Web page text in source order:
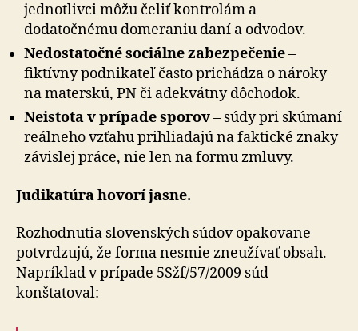
jednotlivci môžu čeliť kontrolám a
dodatočnému domeraniu daní a od­vo­dov.
Nedostatočné sociálne zabezpečenie–
fiktívny pod­ni­ka­teľ často prichádza o nároky
na materskú, PN či adek­vát­ny dôchodok.
Neistota v prípade sporov– súdy pri skú­ma­ní
re­ál­ne­ho vzťahu prihliadajú na faktické znaky
závislej práce, nie len na formu zmluvy.
Judikatúra hovorí jasne.
Rozhodnutia slovenských súdov opakovane
potvrdzujú, že forma nesmie zneužívať obsah.
Napríklad v prípade 5Sžf/57/2009 súd
konštatoval: